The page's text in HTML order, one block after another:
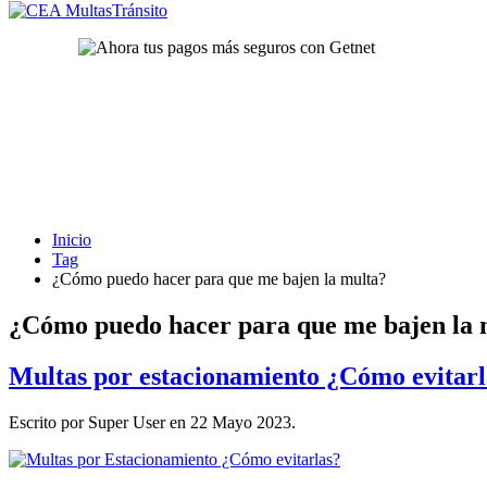
Inicio
Tag
¿Cómo puedo hacer para que me bajen la multa?
¿Cómo puedo hacer para que me bajen la
Multas por estacionamiento ¿Cómo
Escrito por Super User en 22 Mayo 2023.